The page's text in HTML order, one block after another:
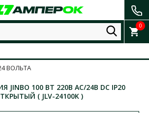
0
ВОЛЬТА
JINBO 100 ВТ 220В AC/24В DC IP20
( JLV-24100K )